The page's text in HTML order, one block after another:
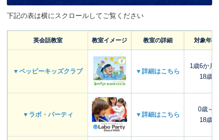
下記の表は横にスクロールしてご覧ください
英会話教室 教室イメージ 教室の詳細 対象年齢
▼ペッピーキッズクラブ ▼詳細はこちら
1歳6か月
18歳
▼ラボ・パーティ ▼詳細はこちら
0歳～
18歳